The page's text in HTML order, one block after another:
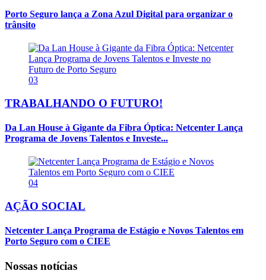
Porto Seguro lança a Zona Azul Digital para organizar o
trânsito
03
TRABALHANDO O FUTURO!
Da Lan House à Gigante da Fibra Óptica: Netcenter Lança
Programa de Jovens Talentos e Investe...
04
AÇÃO SOCIAL
Netcenter Lança Programa de Estágio e Novos Talentos em
Porto Seguro com o CIEE
Nossas notícias